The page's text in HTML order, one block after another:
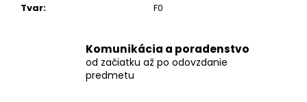
Tvar: F0
Komunikácia a poradenstvo
od začiatku až po odovzdanie
predmetu